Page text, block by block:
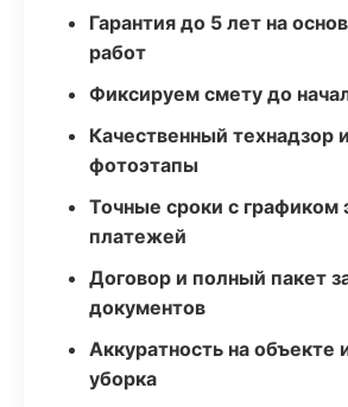
Гарантия до 5 лет на
работ
Фиксируем смету до
Качественный технадзор
фотоэтапы
Точные сроки с графиком
платежей
Договор и полный пакет
документов
Аккуратность на объекте
уборка